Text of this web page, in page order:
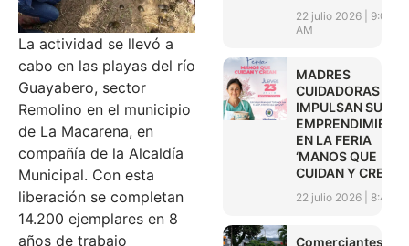
La actividad se llevó a
cabo en las playas del río
Guayabero, sector
Remolino en el municipio
de La Macarena, en
compañía de la Alcaldía
Municipal. Con esta
liberación se completan
14.200 ejemplares en 8
años de trabajo
22 julio 2026
9:01
AM
MADRES
CUIDADORAS
IMPULSAN SUS
EN LA FERIA
‘MANOS QUE
CUIDAN Y CREAN’
22 julio 2026 8:45
Comerciantes